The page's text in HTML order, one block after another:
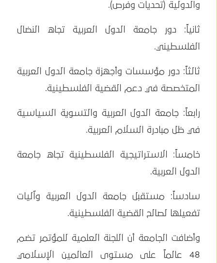
والدولية (تحديات وفرص).
ثانياً: دور جامعة الدول العربية تجاه النضال
الفلسطيني.
ثالثاً: دور مؤسسات وأجهزة جامعة الدول العربية
المتخصصة في دعم القضية الفلسطينية.
رابعاً: جامعة الدول العربية والتسوية السياسية
في ظل مبادرة السلام العربية.
خامساً: الاستراتيجية الفلسطينية تجاه جامعة
الدول العربية.
سادساً: مستقبل جامعة الدول العربية واّليات
تفعيلها لصالح القضية الفلسطينية.
وأضافت الجامعة أن اللجنة العلمية للمؤتمر تضم
48 عالماً على مستوى العالمين الإسلامي